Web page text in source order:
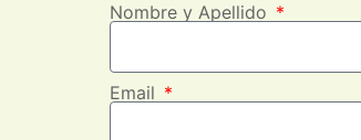
Nombre y Apellido
Email